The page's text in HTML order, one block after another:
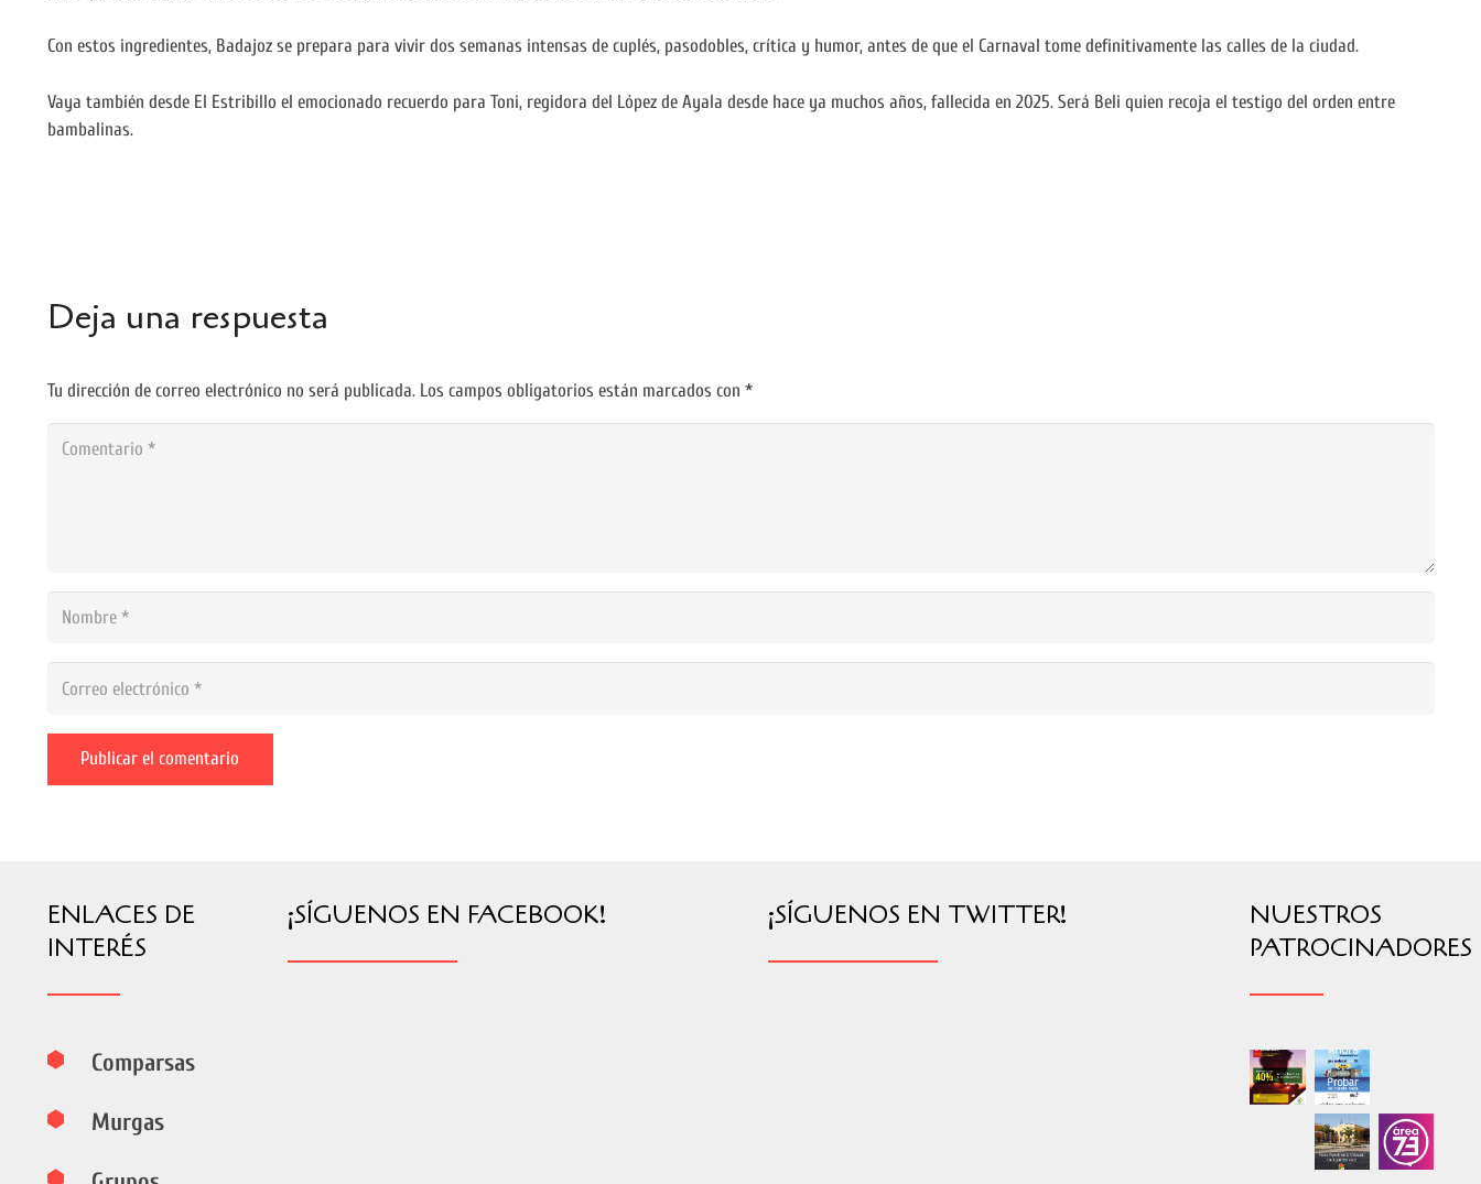
Con estos ingredientes, Badajoz se prepara para vivir dos semanas intensas de cuplés, pasodobles, crítica y humor, antes de que el Carnaval tome definitivamente las calles de la ciudad.
Vaya también desde El Estribillo el emocionado recuerdo para Toni, regidora del López de Ayala desde hace ya muchos años, fallecida en 2025. Será Beli quien recoja el testigo del orden entre
bambalinas.
Deja una respuesta
Tu dirección de correo electrónico no será publicada. Los campos obligatorios están marcados con *
Publicar el comentario
ENLACES DE
INTERÉS
Comparsas
Murgas
¡SÍGUENOS EN FACEBOOK! ¡SÍGUENOS EN TWITTER!
NUESTROS
PATROCINADORES